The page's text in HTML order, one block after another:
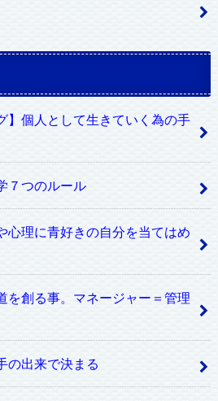
】個人として生きていく為の手
７つのルール
心理に青好きの自分を当てはめ
を創る事。マネージャー＝管理
の出来で決まる